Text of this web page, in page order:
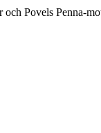
Povels Penna-